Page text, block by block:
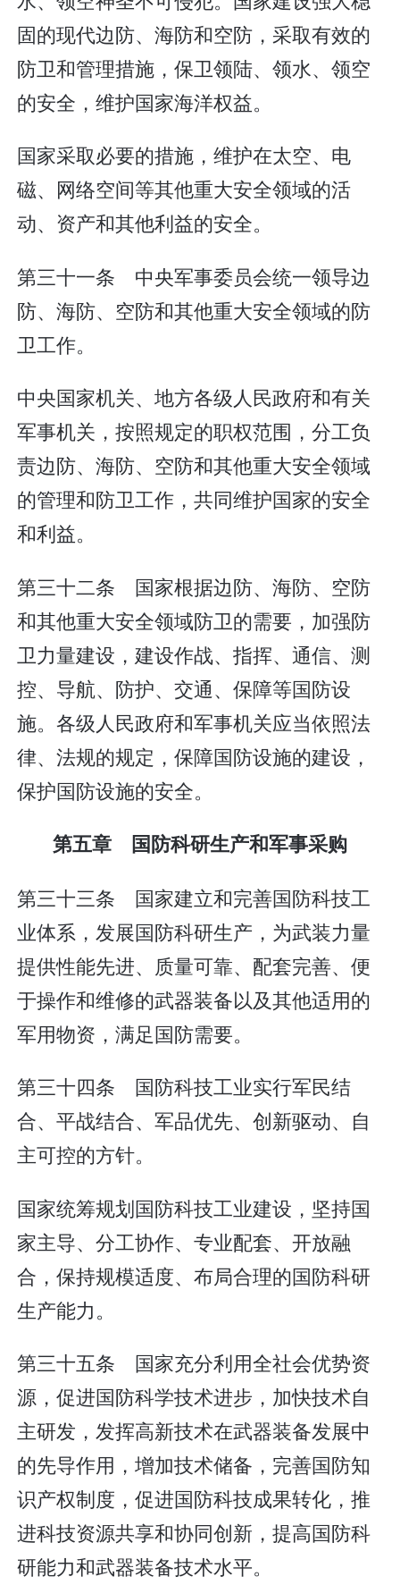
固的现代边防、海防和空防，采取有效的
防卫和管理措施，保卫领陆、领水、领空
的安全，维护国家海洋权益。
国家采取必要的措施，维护在太空、电
磁、网络空间等其他重大安全领域的活
动、资产和其他利益的安全。
第三十一条 中央军事委员会统一领导边
防、海防、空防和其他重大安全领域的防
卫工作。
中央国家机关、地方各级人民政府和有关
军事机关，按照规定的职权范围，分工负
责边防、海防、空防和其他重大安全领域
的管理和防卫工作，共同维护国家的安全
和利益。
第三十二条 国家根据边防、海防、空防
和其他重大安全领域防卫的需要，加强防
卫力量建设，建设作战、指挥、通信、测
控、导航、防护、交通、保障等国防设
施。各级人民政府和军事机关应当依照法
律、法规的规定，保障国防设施的建设，
保护国防设施的安全。
第五章 国防科研生产和军事采购
第三十三条 国家建立和完善国防科技工
业体系，发展国防科研生产，为武装力量
提供性能先进、质量可靠、配套完善、便
于操作和维修的武器装备以及其他适用的
军用物资，满足国防需要。
第三十四条 国防科技工业实行军民结
合、平战结合、军品优先、创新驱动、自
主可控的方针。
国家统筹规划国防科技工业建设，坚持国
家主导、分工协作、专业配套、开放融
合，保持规模适度、布局合理的国防科研
生产能力。
第三十五条 国家充分利用全社会优势资
源，促进国防科学技术进步，加快技术自
主研发，发挥高新技术在武器装备发展中
的先导作用，增加技术储备，完善国防知
识产权制度，促进国防科技成果转化，推
进科技资源共享和协同创新，提高国防科
研能力和武器装备技术水平。